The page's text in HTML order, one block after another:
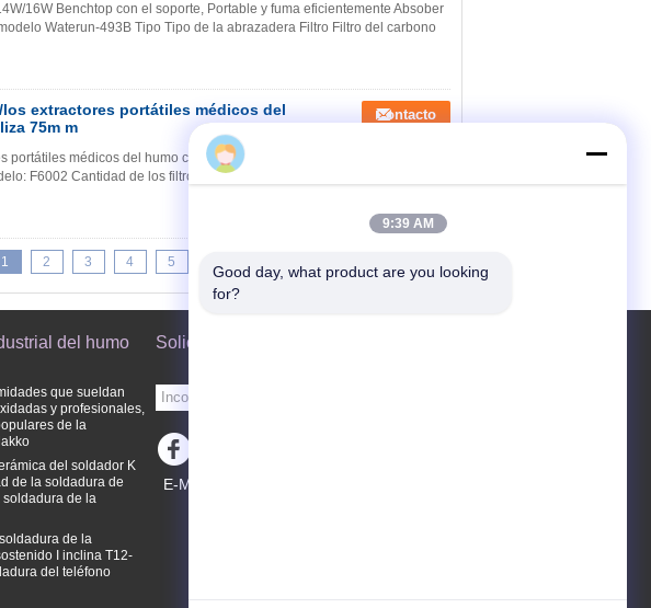
16W Benchtop con el soporte, Portable y fuma eficientemente Absober
Waterun-493B Tipo Tipo de la abrazadera Filtro Filtro del carbono
extractores portátiles médicos del
75m m
Contacto
portátiles médicos del humo con los conductos dobles 75m m
F6002 Cantidad de los filtros: pre-filtro 5pcs, filtro medio 1pc, filtro
1 2 3 4 5
del humo
que sueldan
y profesionales,
de la
del soldador K
de la soldadura de
de la
de la
I inclina T12-
del teléfono
Solicitar una cotización
E-Mail
9:39 AM
Good day, what product are you looking
for?